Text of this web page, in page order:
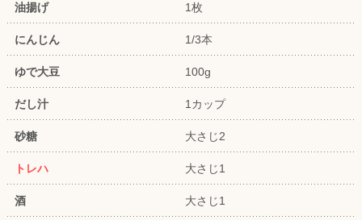
油揚げ 1枚
にんじん 1/3本
ゆで大豆 100g
だし汁 1カップ
砂糖 大さじ2
トレハ 大さじ1
酒 大さじ1